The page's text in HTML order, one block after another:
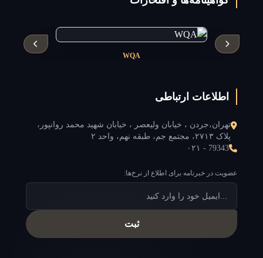
WQA
اطلاعات ارتباطی
تهران،جردن ، خیابان ولیعصر ، خیابان شهید محمد روانپور،
پلاک ۲۷۱۳، مجتمع جم، طبقه نهم، واحد ۲
۰۲۱ - 79343
عضویت در خبرنامه برای اطلاع از نرخ‌ها:
ثبت